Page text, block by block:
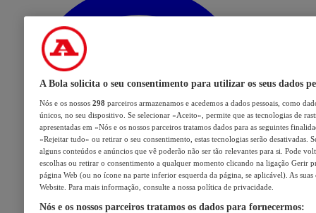
A Bola solicita o seu consentimento para utilizar os seus dados
Nós e os nossos 298 parceiros armazenamos e acedemos a dados pessoais, como
únicos, no seu dispositivo. Se selecionar «Aceito», permite que as tecnologias de
apresentadas em «Nós e os nossos parceiros tratamos dados para as seguintes
«Rejeitar tudo» ou retirar o seu consentimento, estas tecnologias serão desativadas.
alguns conteúdos e anúncios que vê poderão não ser tão relevantes para si. Pode
escolhas ou retirar o consentimento a qualquer momento clicando na ligação Gerir
página Web (ou no ícone na parte inferior esquerda da página, se aplicável). As suas
Website. Para mais informação, consulte a nossa política de privacidade.
Nós e os nossos parceiros tratamos os dados para fornecermos: